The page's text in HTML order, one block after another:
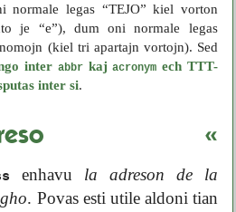
normale legas “TEJO” kiel vorton
je “e”), dum oni normale legas
(kiel tri apartajn vortojn). Sed
inter abbrkajacronym ech TTT-
inter si.
«
enhavu la adreson de la
. Povas esti utile aldoni tian